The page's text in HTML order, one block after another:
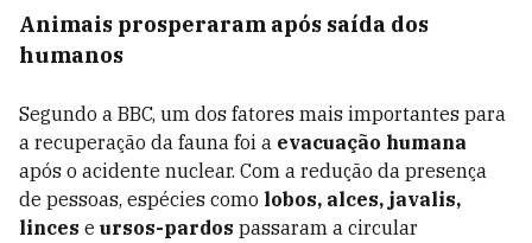
Animais prosperaram após saída dos
humanos
Segundo a BBC, um dos fatores mais importantes para
a recuperação da fauna foi a evacuação humana
após o acidente nuclear. Com a redução da presença
de pessoas, espécies como lobos, alces, javalis,
linces e ursos-pardos passaram a circular